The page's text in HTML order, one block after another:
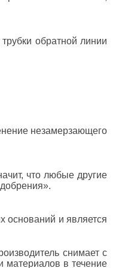
обратной линии
незамерзающего
что любые другие
оснований и является
снимает с
материалов в течение